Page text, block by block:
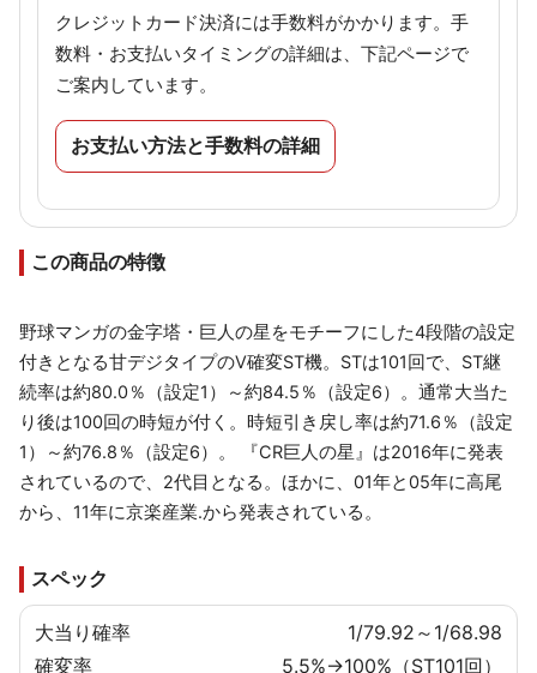
クレジットカード決済には手数料がかかります。手
数料・お支払いタイミングの詳細は、下記ページで
ご案内しています。
お支払い方法と手数料の詳細
この商品の特徴
野球マンガの金字塔・巨人の星をモチーフにした4段階の設定
付きとなる甘デジタイプのV確変ST機。STは101回で、ST継
続率は約80.0％（設定1）～約84.5％（設定6）。通常大当た
り後は100回の時短が付く。時短引き戻し率は約71.6％（設定
1）～約76.8％（設定6）。 『CR巨人の星』は2016年に発表
されているので、2代目となる。ほかに、01年と05年に高尾
から、11年に京楽産業.から発表されている。
スペック
大当り確率
1/79.92～1/68.98
確変率
5.5%→100%（ST101回）